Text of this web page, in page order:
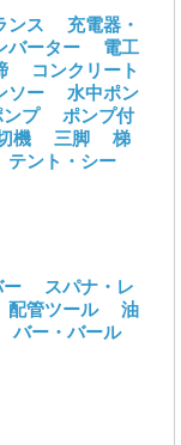
ンス
充電器・
バーター
電工
コンクリート
ソー
水中ポン
プ
ポンプ付
機 三脚
梯
テント・シー
ー
スパナ・レ
配管ツール
油
バー・バール